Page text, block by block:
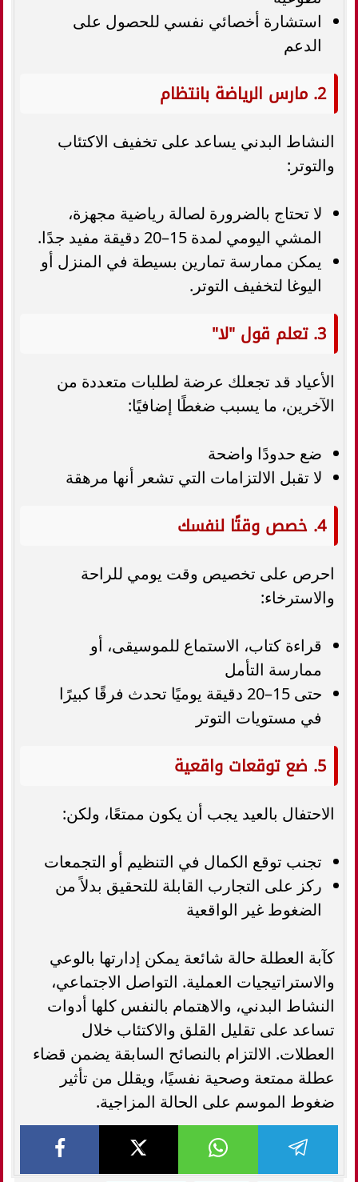
استشارة أخصائي نفسي للحصول على
الدعم
2. مارس الرياضة بانتظام
النشاط البدني يساعد على تخفيف الاكتئاب
والتوتر:
لا تحتاج بالضرورة لصالة رياضية مجهزة،
المشي اليومي لمدة 15–20 دقيقة مفيد جدًا.
يمكن ممارسة تمارين بسيطة في المنزل أو
اليوغا لتخفيف التوتر.
3. تعلم قول "لا"
الأعياد قد تجعلك عرضة لطلبات متعددة من
الآخرين، ما يسبب ضغطًا إضافيًا:
ضع حدودًا واضحة
لا تقبل الالتزامات التي تشعر أنها مرهقة
4. خصص وقتًا لنفسك
احرص على تخصيص وقت يومي للراحة
والاسترخاء:
قراءة كتاب، الاستماع للموسيقى، أو
ممارسة التأمل
حتى 15–20 دقيقة يوميًا تحدث فرقًا كبيرًا
في مستويات التوتر
5. ضع توقعات واقعية
الاحتفال بالعيد يجب أن يكون ممتعًا، ولكن:
تجنب توقع الكمال في التنظيم أو التجمعات
ركز على التجارب القابلة للتحقيق بدلاً من
الضغوط غير الواقعية
كآبة العطلة حالة شائعة يمكن إدارتها بالوعي
والاستراتيجيات العملية. التواصل الاجتماعي،
النشاط البدني، والاهتمام بالنفس كلها أدوات
تساعد على تقليل القلق والاكتئاب خلال
العطلات. الالتزام بالنصائح السابقة يضمن قضاء
عطلة ممتعة وصحية نفسيًا، ويقلل من تأثير
ضغوط الموسم على الحالة المزاجية.